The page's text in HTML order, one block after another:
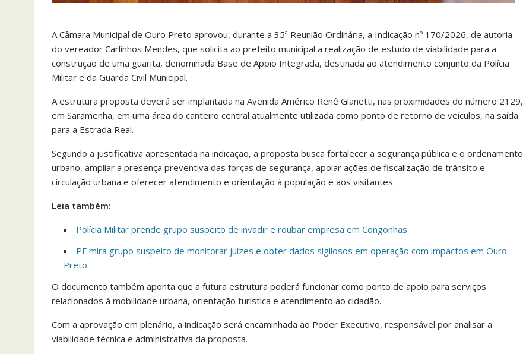
A Câmara Municipal de Ouro Preto aprovou, durante a 35ª Reunião Ordinária, a Indicação nº 170/2026, de autoria
do vereador Carlinhos Mendes, que solicita ao prefeito municipal a realização de estudo de viabilidade para a
construção de uma guarita, denominada Base de Apoio Integrada, destinada ao atendimento conjunto da Polícia
Militar e da Guarda Civil Municipal.
A estrutura proposta deverá ser implantada na Avenida Américo Renê Gianetti, nas proximidades do número 2129,
em Saramenha, em uma área do canteiro central atualmente utilizada como ponto de retorno de veículos, na saída
para a Estrada Real.
Segundo a justificativa apresentada na indicação, a proposta busca fortalecer a segurança pública e o ordenamento
urbano, ampliar a presença preventiva das forças de segurança, apoiar ações de fiscalização de trânsito e
circulação urbana e oferecer atendimento e orientação à população e aos visitantes.
Leia também:
Polícia Militar prende grupo suspeito de invadir e roubar empresa em Congonhas
PF mira grupo suspeito de monitorar juízes e obter dados sigilosos em operação com impactos em Ouro
Preto
O documento também aponta que a futura estrutura poderá funcionar como ponto de apoio para serviços
relacionados à mobilidade urbana, orientação turística e atendimento ao cidadão.
Com a aprovação em plenário, a indicação será encaminhada ao Poder Executivo, responsável por analisar a
viabilidade técnica e administrativa da proposta.